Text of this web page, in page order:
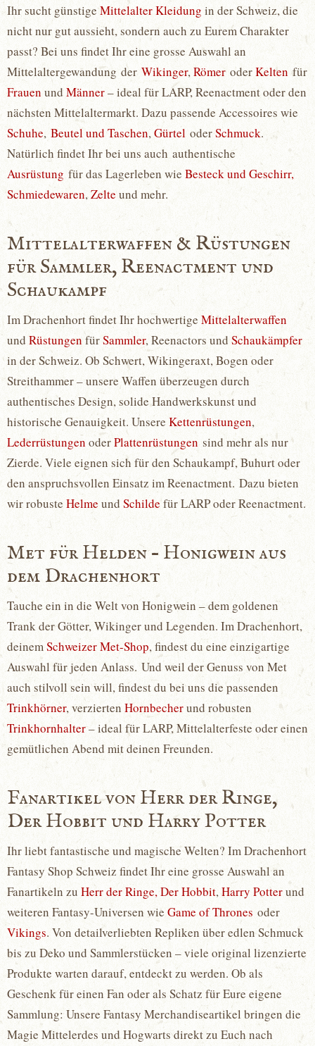
Ihr sucht günstigeMittelalter Kleidung in der Schweiz, die
nicht nur gut aussieht, sondern auch zu Eurem Charakter
passt? Bei uns findet Ihr eine grosse Auswahl an
Mittelaltergewandung derWikinger,RömeroderKeltenfür
Frauen undMänner– ideal für LARP, Reenactment oder den
nächsten Mittelaltermarkt. Dazu passende Accessoires wie
Schuhe, Beutel und Taschen,Gürtel oderSchmuck.
Natürlich findet Ihr bei uns auch authentische
Ausrüstung für das Lagerleben wie Besteck und Geschirr,
Schmiedewaren,Zelteund mehr.
Mittelalterwaffen & Rüstungen
für Sammler, Reenactment und
Schaukampf
Im Drachenhort findet Ihr hochwertige Mittelalterwaffen
undRüstungenfürSammler, Reenactors und Schaukämpfer
in der Schweiz. Ob Schwert, Wikingeraxt, Bogen oder
Streithammer – unsere Waffen überzeugen durch
authentisches Design, solide Handwerkskunst und
historische Genauigkeit. Unsere Kettenrüstungen,
LederrüstungenoderPlattenrüstungensind mehr als nur
Zierde. Viele eignen sich für den Schaukampf, Buhurt oder
den anspruchsvollen Einsatz im Reenactment. Dazu bieten
wir robuste Helme und Schildefür LARP oder Reenactment.
Met für Helden – Honigwein aus
dem Drachenhort
Tauche ein in die Welt von Honigwein – dem goldenen
Trank der Götter, Wikinger und Legenden. Im Drachenhort,
deinemSchweizer Met-Shop, findest du eine einzigartige
Auswahl für jeden Anlass. Und weil der Genuss von Met
auch stilvoll sein will, findest du bei uns die passenden
Trinkhörner, verzierten Hornbecherund robusten
Trinkhornhalter– ideal für LARP, Mittelalterfeste oder einen
gemütlichen Abend mit deinen Freunden.
Fanartikel von Herr der Ringe,
Der Hobbit und Harry Potter
Ihr liebt fantastische und magische Welten? Im Drachenhort
Fantasy Shop Schweiz findet Ihr eine grosse Auswahl an
Fanartikeln zu Herr der Ringe,Der Hobbit,Harry Potterund
weiteren Fantasy-Universen wie Game of Thrones oder
Vikings. Von detailverliebten Repliken über edlen Schmuck
bis zu Deko und Sammlerstücken – viele original lizenzierte
Produkte warten darauf, entdeckt zu werden. Ob als
Geschenk für einen Fan oder als Schatz für Eure eigene
Sammlung: Unsere Fantasy Merchandiseartikel bringen die
Magie Mittelerdes und Hogwarts direkt zu Euch nach